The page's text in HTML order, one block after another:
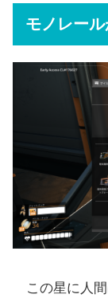
モノレー
この星に人間